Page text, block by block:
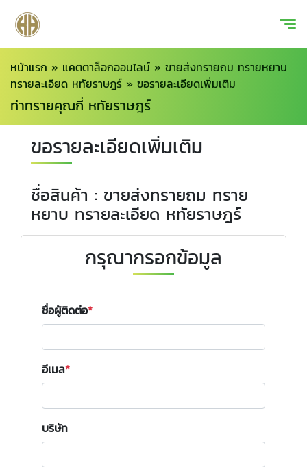
หน้าแรก » แคตตาล็อกออนไลน์ » ขายส่งทรายถม ทรายหยาบ
ทรายละเอียด หทัยราษฎร์ » ขอรายละเอียดเพิ่มเติม
ท่าทรายคุณกี่ หทัยราษฎร์
ขอรายละเอียดเพิ่มเติม
ชื่อสินค้า : ขายส่งทรายถม ทราย
หยาบ ทรายละเอียด หทัยราษฎร์
กรุณากรอกข้อมูล
ชื่อผู้ติดต่อ
อีเมล
บริษัท